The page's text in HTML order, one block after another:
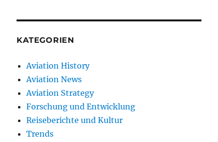
KATEGORIEN
Aviation History
Aviation News
Aviation Strategy
Forschung und Entwicklung
Reiseberichte und Kultur
Trends